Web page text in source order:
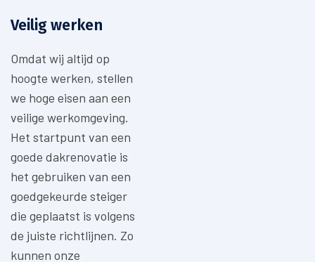
Veilig werken
Omdat wij altijd op
hoogte werken, stellen
we hoge eisen aan een
veilige werkomgeving.
Het startpunt van een
goede dakrenovatie is
het gebruiken van een
goedgekeurde steiger
die geplaatst is volgens
de juiste richtlijnen. Zo
kunnen onze